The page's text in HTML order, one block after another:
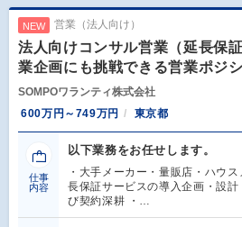
NEW 営業（法人向け）
法人向けコンサル営業（延長保
業企画にも挑戦できる営業ポジ
SOMPOワランティ株式会社
600万円～749万円
東京都
仕事
内容
以下業務をお任せします。
・大手メーカー・量販店・ハウ
長保証サービスの導入企画・設
び契約深耕 ・…